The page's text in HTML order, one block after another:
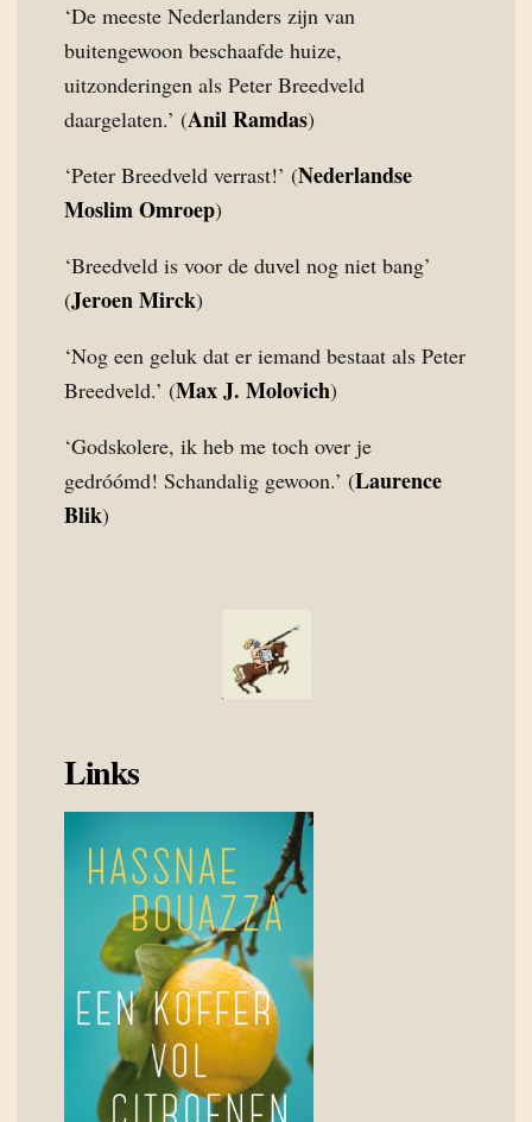
‘De meeste Nederlanders zijn van
buitengewoon beschaafde huize,
uitzonderingen als Peter Breedveld
daargelaten.’ (Anil Ramdas)
‘Peter Breedveld verrast!’ (Nederlandse
Moslim Omroep)
‘Breedveld is voor de duvel nog niet bang’
(Jeroen Mirck)
‘Nog een geluk dat er iemand bestaat als Peter
Breedveld.’ (Max J. Molovich)
‘Godskolere, ik heb me toch over je
gedróómd! Schandalig gewoon.’ (Laurence
Blik)
Links